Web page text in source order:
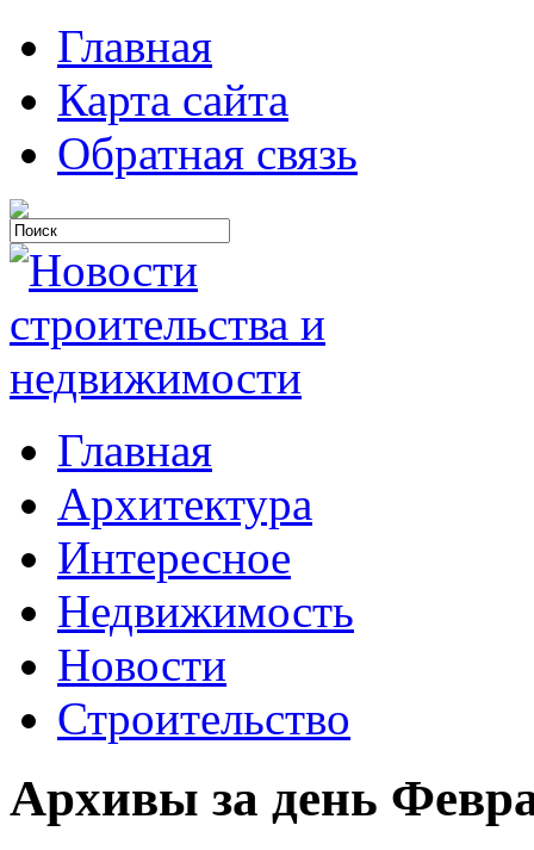
Главная
Карта сайта
Обратная связь
Главная
Архитектура
Интересное
Недвижимость
Новости
Строительство
Архивы за день